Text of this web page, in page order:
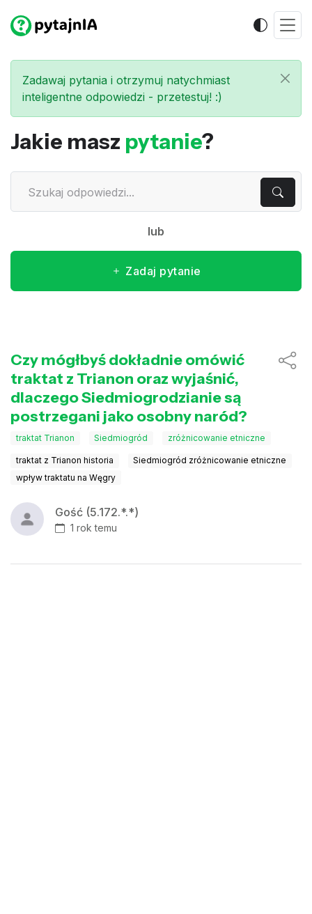
Zadawaj pytania i otrzymuj natychmiast
inteligentne odpowiedzi - przetestuj! :)
Jakie masz pytanie?
lub
Zadaj pytanie
Czy mógłbyś dokładnie omówić
traktat z Trianon oraz wyjaśnić,
dlaczego Siedmiogrodzianie są
postrzegani jako osobny naród?
traktat Trianon Siedmiogród zróżnicowanie etniczne
traktat z Trianon historia
Siedmiogród zróżnicowanie etniczne
wpływ traktatu na Węgry
Gość (5.172.*.*)
1 rok temu